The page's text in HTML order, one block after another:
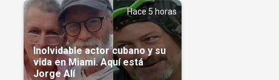
Hace 5 horas
Inolvidable actor cubano y su
vida en Miami. Aquí está
Jorge Alí